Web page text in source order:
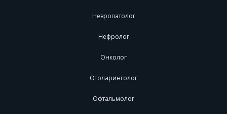
Невропатолог
Нефролог
Онколог
Отоларинголог
Офтальмолог